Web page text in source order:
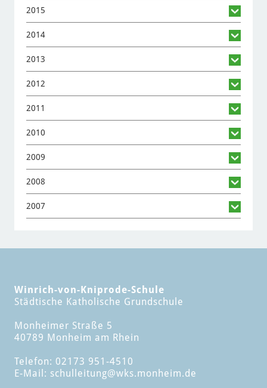
2015
2014
2013
2012
2011
2010
2009
2008
2007
Winrich-von-Kniprode-Schule
Städtische Katholische Grundschule
Monheimer Straße 5
40789 Monheim am Rhein
Telefon: 02173 951-4510
E-Mail: schulleitung@wks.monheim.de